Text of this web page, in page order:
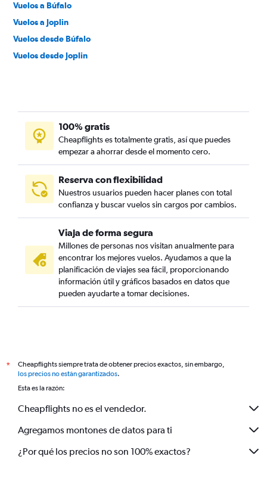
Vuelos a Búfalo
Vuelos a Joplin
Vuelos desde Búfalo
Vuelos desde Joplin
100% gratis
Cheapflights es totalmente gratis, así que puedes
empezar a ahorrar desde el momento cero.
Reserva con flexibilidad
Nuestros usuarios pueden hacer planes con total
confianza y buscar vuelos sin cargos por cambios.
Viaja de forma segura
Millones de personas nos visitan anualmente para
encontrar los mejores vuelos. Ayudamos a que la
planificación de viajes sea fácil, proporcionando
información útil y gráficos basados en datos que
pueden ayudarte a tomar decisiones.
*
Cheapflights siempre trata de obtener precios exactos, sin embargo,
los precios no están garantizados.
Esta es la razón:
Cheapflights no es el vendedor.
Agregamos montones de datos para ti
¿Por qué los precios no son 100% exactos?